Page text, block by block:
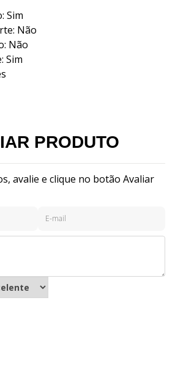
Sim
Não
Não
Sim
PRODUTO
avalie e clique no botão Avaliar